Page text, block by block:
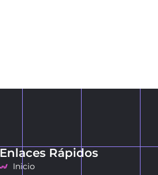
Enlaces Rápidos
Inicio